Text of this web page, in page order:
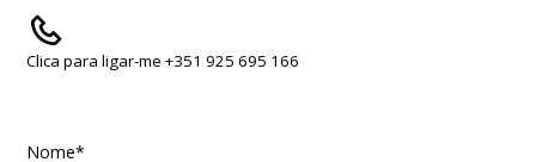
Clica para ligar-me +351 925 695 166
Nome*